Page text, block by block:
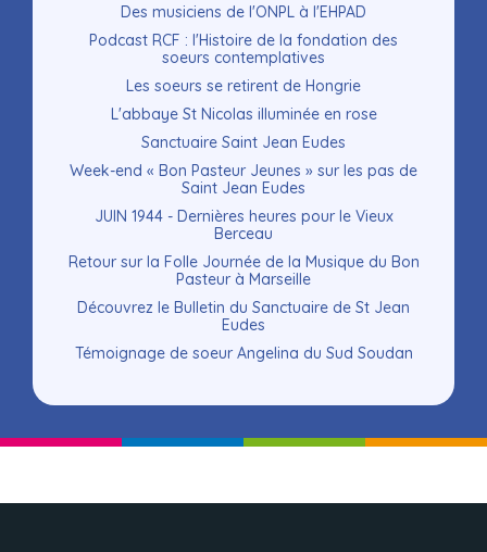
Des musiciens de l'ONPL à l'EHPAD
Podcast RCF : l'Histoire de la fondation des
soeurs contemplatives
Les soeurs se retirent de Hongrie
L'abbaye St Nicolas illuminée en rose
Sanctuaire Saint Jean Eudes
Week-end « Bon Pasteur Jeunes » sur les pas de
Saint Jean Eudes
JUIN 1944 - Dernières heures pour le Vieux
Berceau
Retour sur la Folle Journée de la Musique du Bon
Pasteur à Marseille
Découvrez le Bulletin du Sanctuaire de St Jean
Eudes
Témoignage de soeur Angelina du Sud Soudan